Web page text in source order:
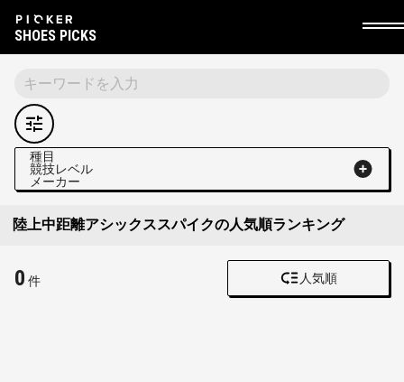
SHOES PICKS
種目
競技レベル
メーカー
陸上中距離アシックススパイクの人気順ランキング
0 件 人気順